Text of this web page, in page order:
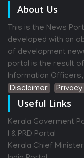
About Us
This is the News
developed with an
of development
portal is the result
Information Officers,
Disclaimer
Useful Links
Kerala Goverment
I & PRD Portal
Kerala Chief Minister